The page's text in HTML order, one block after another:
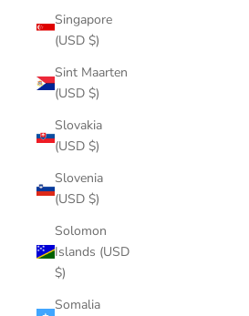
Singapore
(USD $)
Sint Maarten
(USD $)
Slovakia
(USD $)
Slovenia
(USD $)
Solomon
Islands (USD
$)
Somalia